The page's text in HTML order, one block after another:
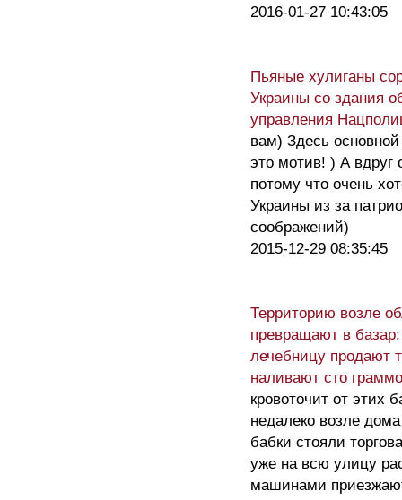
2016-01-27 10:43:05
Пьяные хулиганы
Украины со здания
управления
вам) Здесь
это мотив! ) А вдруг
потому что очень
Украины из за
соображений)
2015-12-29 08:35:45
Территорию возле
превращают в базар:
лечебницу продают
наливают сто
кровоточит от этих
недалеко возле
бабки стояли
уже на всю улицу
машинами